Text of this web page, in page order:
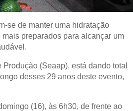
se de manter uma hidratação
preparados para alcançar um
(Seaap), está dando total
desses 29 anos deste evento,
(16), às 6h30, de frente ao